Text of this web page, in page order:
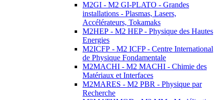
M2GI - M2 GI-PLATO - Grandes
installations - Plasmas, Lasers,
Accélérateurs, Tokamaks
M2HEP - M2 HEP - Physique des Hautes
Energies
M2ICFP - M2 ICFP - Centre International
de Physique Fondamentale
M2MACHI - M2 MACHI - Chimie des
Matériaux et Interfaces
M2MARES - M2 PBR - Physique par
Recherche